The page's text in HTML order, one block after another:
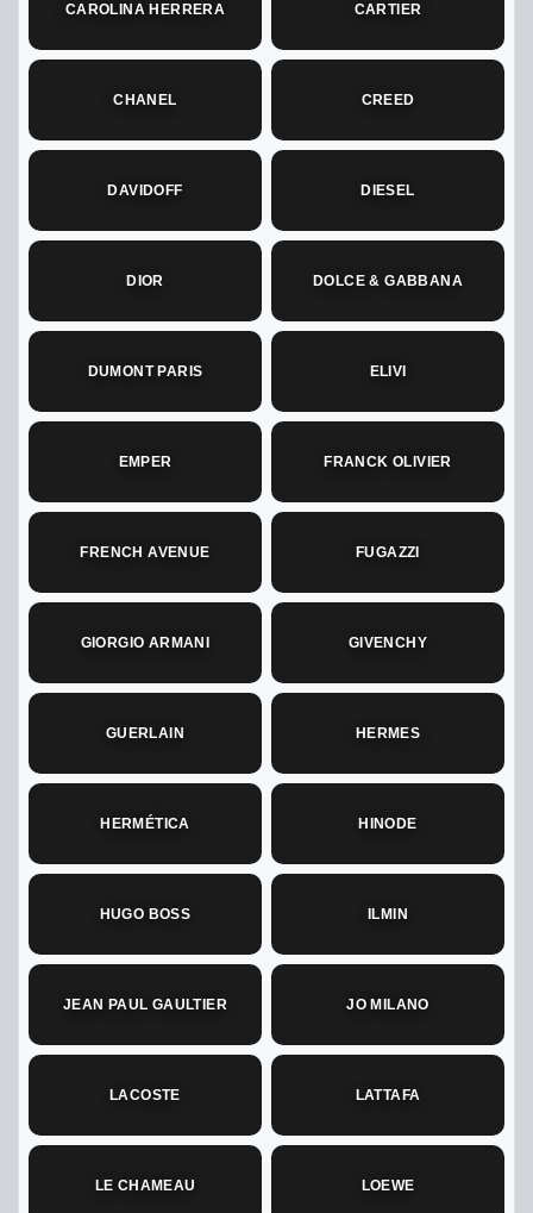
CAROLINA HERRERA CARTIER
CHANEL CREED
DAVIDOFF DIESEL
DIOR DOLCE & GABBANA
DUMONT PARIS ELIVI
EMPER FRANCK OLIVIER
FRENCH AVENUE FUGAZZI
GIORGIO ARMANI GIVENCHY
GUERLAIN HERMES
HERMÉTICA HINODE
HUGO BOSS ILMIN
JEAN PAUL GAULTIER JO MILANO
LACOSTE LATTAFA
LE CHAMEAU LOEWE